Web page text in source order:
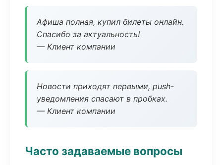
Афиша полная, купил билеты онлайн.
Спасибо за актуальность!
— Клиент компании
Новости приходят первыми, push-
уведомления спасают в пробках.
— Клиент компании
Часто задаваемые вопросы